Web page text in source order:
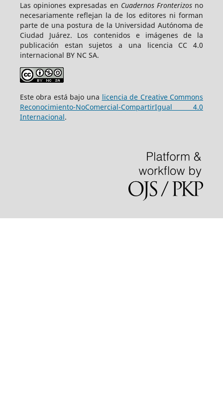
Las opiniones expresadas en Cuadernos Fronterizosno
necesariamente reflejan la de los editores ni forman
parte de una postura de la Universidad Autónoma de
Ciudad Juárez. Los contenidos e imágenes de la
publicación estan sujetos a una licencia CC 4.0
internacional BY NC SA.
Este obra está bajo una licencia de Creative Commons
Reconocimiento-NoComercial-CompartirIgual 4.0
Internacional.